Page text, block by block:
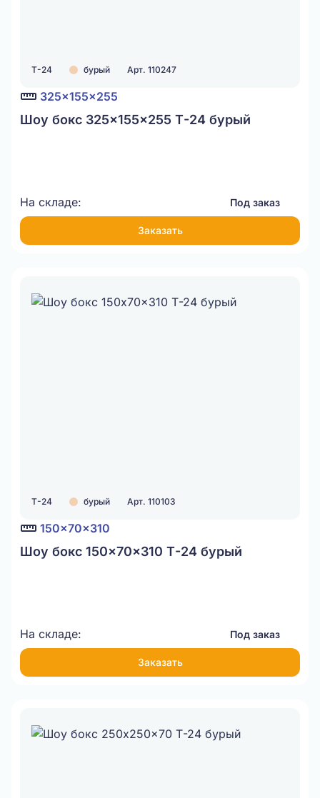
Т-24 бурый Арт. 110247
325x155x255
Шоу бокс 325x155x255 Т-24 бурый
На складе: Под заказ
Заказать
Т-24 бурый Арт. 110103
150x70x310
Шоу бокс 150x70x310 Т-24 бурый
На складе: Под заказ
Заказать